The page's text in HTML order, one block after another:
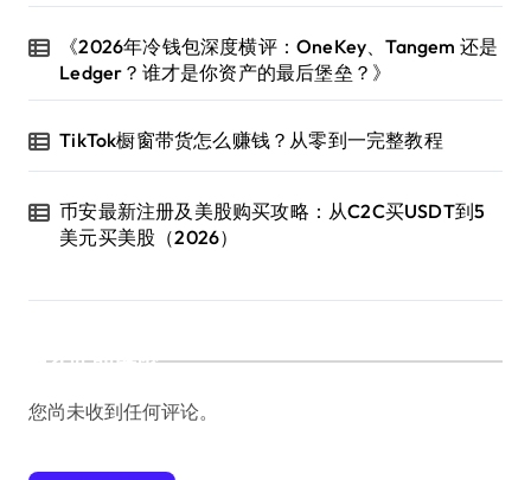
《2026年冷钱包深度横评：OneKey、Tangem 还是
Ledger？谁才是你资产的最后堡垒？》
TikTok橱窗带货怎么赚钱？从零到一完整教程
币安最新注册及美股购买攻略：从C2C买USDT到5
美元买美股（2026）
近期评论
您尚未收到任何评论。